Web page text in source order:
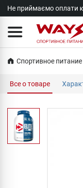
Не приймаємо
Спортивное питание
Все о товаре